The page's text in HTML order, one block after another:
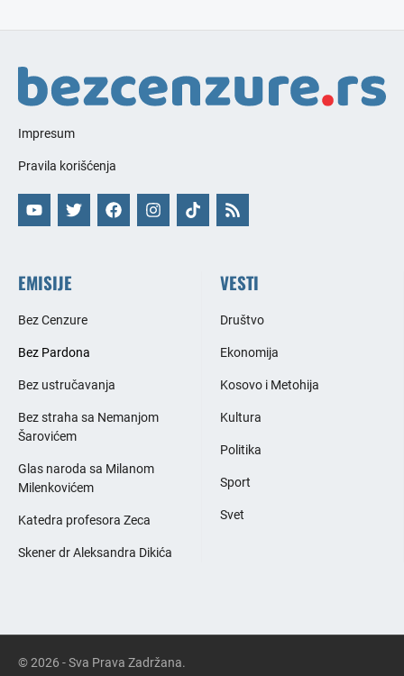
Impresum
Pravila korišćenja
EMISIJE
Bez Cenzure
Bez Pardona
Bez ustručavanja
Bez straha sa Nemanjom
Šarovićem
Glas naroda sa Milanom
Milenkovićem
Katedra profesora Zeca
Skener dr Aleksandra Dikića
VESTI
Društvo
Ekonomija
Kosovo i Metohija
Kultura
Politika
Sport
Svet
© 2026 - Sva Prava Zadržana.